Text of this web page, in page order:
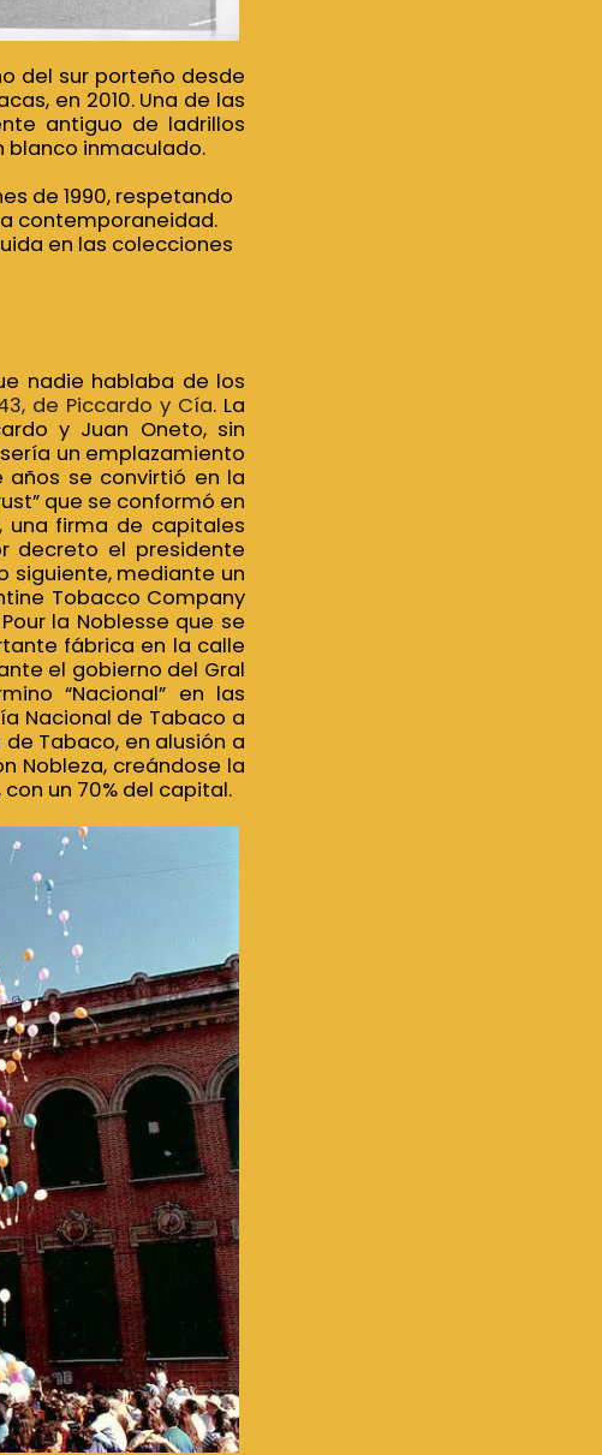
del sur porteño desde
en 2010. Una de las
antiguo de ladrillos
blanco inmaculado.
de 1990, respetando
contemporaneidad.
en las colecciones
nadie hablaba de los
de Piccardo y Cía. La
y Juan Oneto, sin
un emplazamiento
años se convirtió en la
que se conformó en
una firma de capitales
decreto el presidente
siguiente, mediante un
Tobacco Company
la Noblesse que se
fábrica en la calle
el gobierno del Gral
“Nacional” en las
Nacional de Tabaco a
Tabaco, en alusión a
Nobleza, creándose la
un 70% del capital.